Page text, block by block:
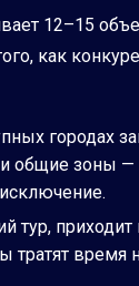
12–15
как
городах
общие зоны
тур,